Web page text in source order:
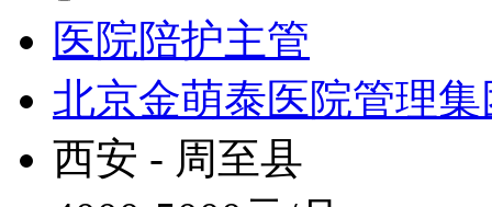
医院陪护主管
北京金萌泰医院管理
西安 - 周至县